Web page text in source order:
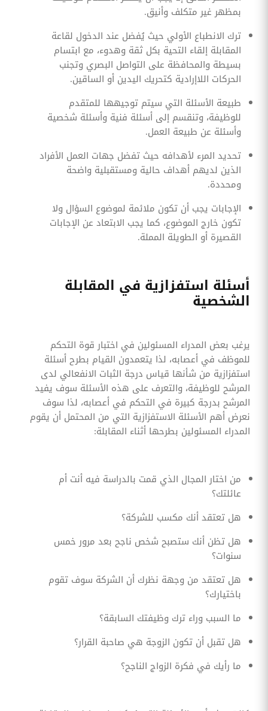
بمظهر غير متكلف وأنيق.
ترك الانطباع الأولي حيث يُفضل عند الدخول لقاعة
المقابلة إلقاء التحية بكل ثقة وهدوء، مع ابتسام
بسيطة والمحافظة على التواصل البصري وتجنب
الحركات اللاإرادية كتحريك اليدين أو الساقين.
طبيعة الأسئلة التي سيتم توجيهها للمتقدم
للوظيفة، وتنقسم إلى أسئلة فنية وأسئلة شخصية
وأسئلة عن طبيعة العمل.
تحديد المرء لأهدافه حيث تفضل جهات العمل الأفراد
الذين لديهم أهداف حالية ومستقبلية واضحة
ومحددة.
الإجابات يجب أن تكون ملائمة لموضوع السؤال ولا
تكون خارج الموضوع، كما يجب الابتعاد عن الإجابات
القصيرة أو الطويلة المملة.
أسئلة استفزازية في المقابلة
الشخصية
يرغب بعض المدراء المسئولين في اختبار قوة التحكم
للموظف في أعصابه، لذا يتعمدون القيام بطرح أسئلة
استفزازية من شأنها قياس درجة الثبات الانفعالي لدى
المرشح للوظيفة، والتعرف على هذه الأسئلة سوف يفيد
المرشح بدرجة كبيرة في التحكم في أعصابه، لذا سوف
نعرض أهم الأسئلة الاستفزازية التي من المحتمل أن يقوم
المدراء المسئولين بطرحها أثناء المقابلة:
من اختار المجال الذي قمت بالدراسة فيه أنت أم
عائلتك؟
هل تعتقد أنك مكسب للشركة؟
هل تظن أنك ستصبح شخص ناجح بعد مرور خمس
سنوات؟
هل تعتقد من وجهة نظرك أن الشركة سوف تقوم
باختيارك؟
ما السبب وراء ترك وظيفتك السابقة؟
هل تقبل أن تكون الزوجة هي صاحبة القرار؟
ما رأيك في فكرة الزواج الناجح؟